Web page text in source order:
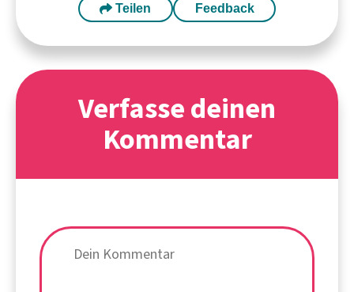
Teilen Feedback
Verfasse deinen
Kommentar